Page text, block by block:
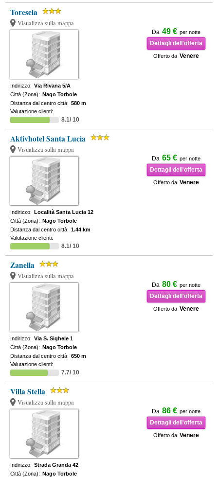
Toresela
Visualizza sulla mappa
Da 49 € per notte
Dettagli dell'offerta
Offerto da Venere
Indirizzo: Via Rivana 5/A
Città (Zona): Nago Torbole
Distanza dal centro città: 580 m
Valutazione clienti:
8.1/ 10
Aktivhotel Santa Lucia
Visualizza sulla mappa
Da 65 € per notte
Dettagli dell'offerta
Offerto da Venere
Indirizzo: Località Santa Lucia 12
Città (Zona): Nago Torbole
Distanza dal centro città: 1.44 km
Valutazione clienti:
8.1/ 10
Zanella
Visualizza sulla mappa
Da 80 € per notte
Dettagli dell'offerta
Offerto da Venere
Indirizzo: Via S. Sighele 1
Città (Zona): Nago Torbole
Distanza dal centro città: 650 m
Valutazione clienti:
7.7/ 10
Villa Stella
Visualizza sulla mappa
Da 86 € per notte
Dettagli dell'offerta
Offerto da Venere
Indirizzo: Strada Granda 42
Città (Zona): Nago Torbole